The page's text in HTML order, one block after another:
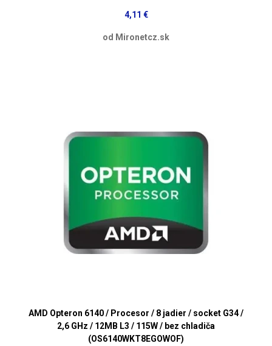
4,11 €
od Mironetcz.sk
AMD Opteron 6140 / Procesor / 8 jadier / socket G34 /
2,6 GHz / 12MB L3 / 115W / bez chladiča
(OS6140WKT8EGOWOF)